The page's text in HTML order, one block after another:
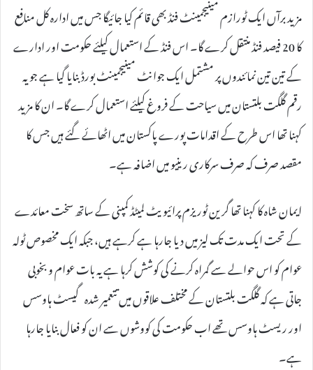
مزید برآں ایک ٹورازم مینیجمینٹ فنڈ بھی قائم کیا جائیگا جس میں ادارہ کل منافع
کا 20 فیصد فنڈ منتقل کرے گا۔ اس فنڈ کے استعمال کیلئے حکومت اور ادارے
کے تین تین نمائندوں پر مشتمل ایک جوانٹ مینیجمینٹ بورڈ بنایا گیا ہے جو یہ
رقم گلگت بلتستان میں سیاحت کے فروغ کیلئے استعمال کرے گا۔ ان کا مزید
کہنا تھا اس طرح کے اقدامات پورے پاکستان میں اٹھائے گئے ہیں جس کا
مقصد صرف کہ صرف سرکاری رینیو میں اضافہ ہے۔
ایمان شاہ کا کہنا تھا گرین ٹوریزم پرائیویٹ لمیٹڈ کمپنی کے ساتھ سخت معائدے
کے تحت ایک مدت تک لیز میں دیا جارہا ہے کرہے ہیں، جبکہ ایک مخصوص ٹولہ
عوام کو اس حوالے سے گمراہ کرنے کی کوشش کرہا ہے یہ بات عوام و بخوبی
جاتی ہے کہ گلگت بلتستان کے مختلف علاقوں میں تتعمیر شدہ گیسٹ ہاوسس
اور ریسٹ ہاوسس تھے اب حکومت کی کووشوں سے ان کو فعال بنایا جارہا
ہے۔